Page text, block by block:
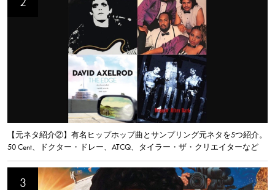
【元ネタ紹介②】有名ヒップホップ曲とサンプリング元ネタを5つ紹介。
50 Cent、ドクター・ドレー、ATCQ、タイラー・ザ・クリエイターなど